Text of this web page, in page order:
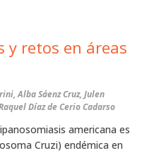
y retos en áreas
Alba Sáenz Cruz, Julen
Díaz de Cerio Cadarso
americana es
Cruzi) endémica en